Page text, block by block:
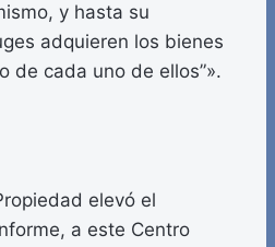
y hasta su
adquieren los bienes
de cada uno de ellos”».
elevó el
a este Centro